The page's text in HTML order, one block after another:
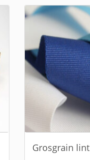
Grosgrain lint